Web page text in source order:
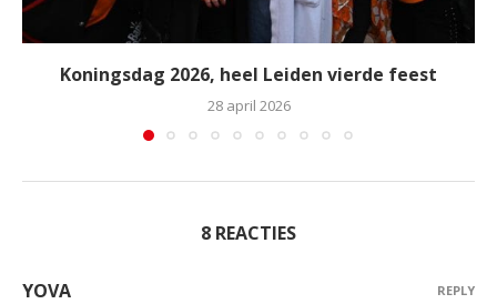
Koningsdag 2026, heel Leiden vierde feest
28 april 2026
8 REACTIES
YOVA REPLY